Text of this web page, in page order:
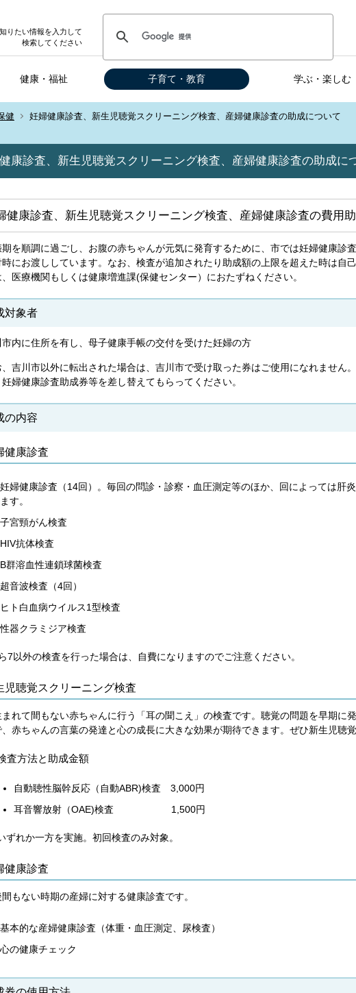
りたい情報を入力して
検索してください
健康・福祉 子育て・教育 学ぶ・楽しむ
健 妊婦健康診査、新生児聴覚スクリーニング検査、産婦健康診査の助成について
康診査、新生児聴覚スクリーニング検査、産婦健康診査の助成に
健康診査、新生児聴覚スクリーニング検査、産婦健康診査の費用
期を順調に過ごし、お腹の赤ちゃんが元気に発育するために、市では妊婦健康診
時にお渡ししています。なお、検査が追加されたり助成額の上限を超えた時は自
医療機関もしくは健康増進課(保健センター）におたずねください。
対象者
市内に住所を有し、母子健康手帳の交付を受けた妊婦の方
、吉川市以外に転出された場合は、吉川市で受け取った券はご使用になれません
婦健康診査助成券等を差し替えてもらってください。
の内容
健康診査
妊婦健康診査（14回）。毎回の問診・診察・血圧測定等のほか、回によっては肝
ます。
子宮頸がん検査
HIV抗体検査
B群溶血性連鎖球菌検査
超音波検査（4回）
ヒト白血病ウイルス1型検査
性器クラミジア検査
7以外の検査を行った場合は、自費になりますのでご注意ください。
児聴覚スクリーニング検査
れて間もない赤ちゃんに行う「耳の聞こえ」の検査です。聴覚の問題を早期に
赤ちゃんの言葉の発達と心の成長に大きな効果が期待できます。ぜひ新生児聴
査方法と助成金額
自動聴性脳幹反応（自動ABR)検査 3,000円
耳音響放射（OAE)検査 1,500円
ずれか一方を実施。初回検査のみ対象。
健康診査
もない時期の産婦に対する健康診査です。
基本的な産婦健康診査（体重・血圧測定、尿検査）
心の健康チェック